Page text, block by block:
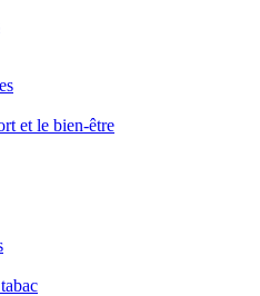
et le bien-être